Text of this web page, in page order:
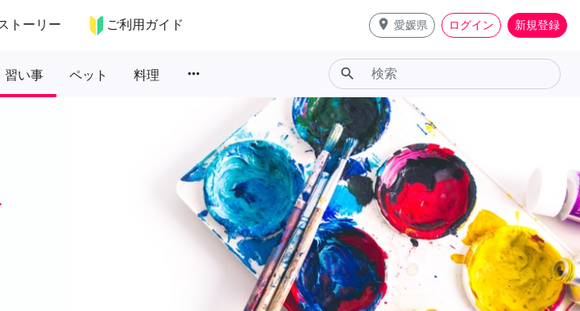
トーリー ご利用ガイド place 愛媛県 ログイン 新規登録
習い事 ペット 料理 more_horiz search